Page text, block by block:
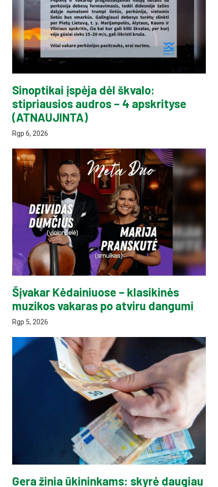
Sinoptikai įspėja dėl škvalo:
stipriausios audros – 4 apskrityse
(ATNAUJINTA)
Rgp 6, 2026
Šįvakar Kėdainiuose – klasikinės
muzikos vakaras po atviru dangumi
Rgp 5, 2026
Gera žinia ūkininkams: skyrė daugiau